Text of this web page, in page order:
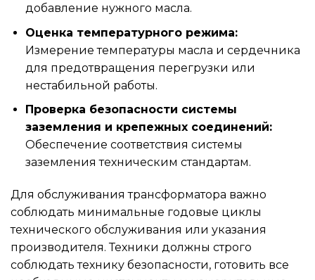
добавление нужного масла.
Оценка температурного режима:
Измерение температуры масла и сердечника
для предотвращения перегрузки или
нестабильной работы.
Проверка безопасности системы
заземления и крепежных соединений:
Обеспечение соответствия системы
заземления техническим стандартам.
Для обслуживания трансформатора важно
соблюдать минимальные годовые циклы
технического обслуживания или указания
производителя. Техники должны строго
соблюдать технику безопасности, готовить все